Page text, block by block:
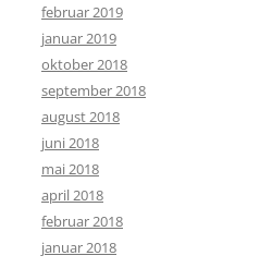
februar 2019
januar 2019
oktober 2018
september 2018
august 2018
juni 2018
mai 2018
april 2018
februar 2018
januar 2018